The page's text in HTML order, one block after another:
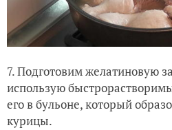
7. Подготовим желатиновую
использую
его в бульоне, который
курицы.